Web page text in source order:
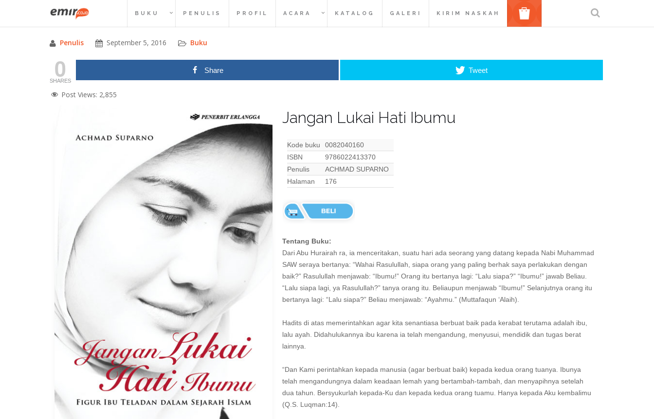
content
BUKU PENULIS PROFIL ACARA KATALOG GALERI KIRIM NASKAH BELANJA
Penulis September 5, 2016 Buku
0
SHARES
Share Tweet
Post Views: 2,855
Jangan Lukai Hati Ibumu
Kode buku
0082040160
ISBN
9786022413370
Penulis
ACHMAD SUPARNO
Halaman
176
Tentang Buku:
Dari Abu Hurairah ra, ia menceritakan, suatu hari ada seorang yang datang kepada Nabi Muhammad
SAW seraya bertanya: “Wahai Rasulullah, siapa orang yang paling berhak saya perlakukan dengan
baik?” Rasulullah menjawab: “Ibumu!” Orang itu bertanya lagi: “Lalu siapa?” “Ibumu!” jawab Beliau.
“Lalu siapa lagi, ya Rasulullah?” tanya orang itu. Beliaupun menjawab “Ibumu!” Selanjutnya orang itu
bertanya lagi: “Lalu siapa?” Beliau menjawab: “Ayahmu.” (Muttafaqun ‘Alaih).
Hadits di atas memerintahkan agar kita senantiasa berbuat baik pada kerabat terutama adalah ibu,
lalu ayah. Didahulukannya ibu karena ia telah mengandung, menyusui, mendidik dan tugas berat
lainnya.
“Dan Kami perintahkan kepada manusia (agar berbuat baik) kepada kedua orang tuanya. Ibunya
telah mengandungnya dalam keadaan lemah yang bertambah-tambah, dan menyapihnya setelah
dua tahun. Bersyukurlah kepada-Ku dan kepada kedua orang tuamu. Hanya kepada Aku kembalimu
(Q.S. Luqman:14).